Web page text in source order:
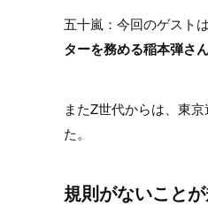
五十嵐：今回のゲストは
ターを務める稲本弾さ
またZ世代からは、東
た。
規則がないこと